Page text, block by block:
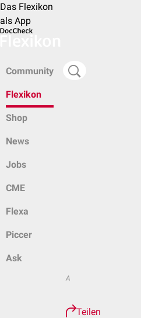
Das Flexikon
als App
Community
Flexikon
Shop
News
Jobs
CME
Flexa
Piccer
Ask
A
Teilen